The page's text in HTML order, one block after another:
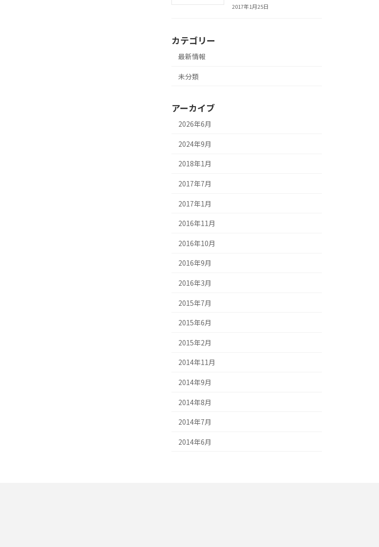
2017年1月25日
カテゴリー
最新情報
未分類
アーカイブ
2026年6月
2024年9月
2018年1月
2017年7月
2017年1月
2016年11月
2016年10月
2016年9月
2016年3月
2015年7月
2015年6月
2015年2月
2014年11月
2014年9月
2014年8月
2014年7月
2014年6月